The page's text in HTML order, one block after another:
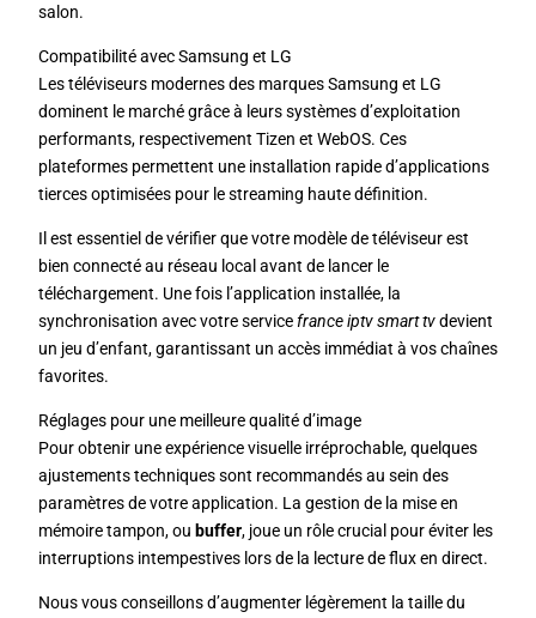
salon.
Compatibilité avec Samsung et LG
Les téléviseurs modernes des marques Samsung et LG
dominent le marché grâce à leurs systèmes d’exploitation
performants, respectivement Tizen et WebOS. Ces
plateformes permettent une installation rapide d’applications
tierces optimisées pour le streaming haute définition.
Il est essentiel de vérifier que votre modèle de téléviseur est
bien connecté au réseau local avant de lancer le
téléchargement. Une fois l’application installée, la
synchronisation avec votre servicefrance iptv smart tvdevient
un jeu d’enfant, garantissant un accès immédiat à vos chaînes
favorites.
Réglages pour une meilleure qualité d’image
Pour obtenir une expérience visuelle irréprochable, quelques
ajustements techniques sont recommandés au sein des
paramètres de votre application. La gestion de la mise en
mémoire tampon, ou buffer, joue un rôle crucial pour éviter les
interruptions intempestives lors de la lecture de flux en direct.
Nous vous conseillons d’augmenter légèrement la taille du